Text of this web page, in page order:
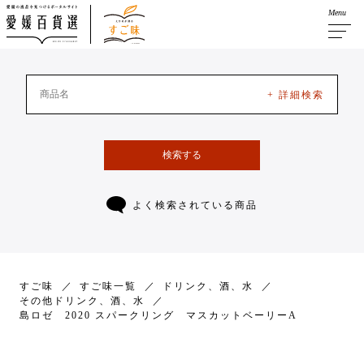
Menu
+ 詳細検索
検索する
よく検索されている商品
すご味 すご味一覧
ドリンク、酒、水
その他ドリンク、酒、水
島ロゼ 2020 スパークリング マスカットベーリーA